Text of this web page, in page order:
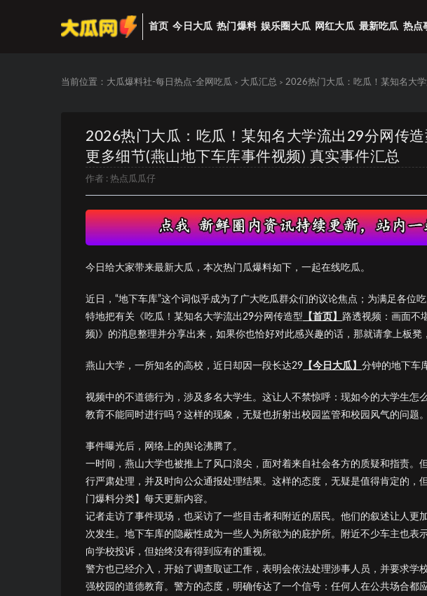
首页 今日大瓜 热门爆料 娱乐圈大瓜 网红大瓜 最新吃瓜 热点
当前位置： 大瓜爆料社-每日热点-全网吃瓜 > 大瓜汇总 > 2026热门大瓜：吃瓜！某知名大
2026热门大瓜：吃瓜！某知名大学流出29分网传
更多细节(燕山地下车库事件视频) 真实事件汇总
作者 : 热点瓜瓜仔
今日给大家带来最新大瓜，本次热门瓜爆料如下，一起在线吃瓜。
近日，“地下车库”这个词似乎成为了广大吃瓜群众们的议论焦点；为满足各位
特地把有关《吃瓜！某知名大学流出29分网传造型 【首页】 路透视频：画面不
频)》的消息整理并分享出来，如果你也恰好对此感兴趣的话，那就请拿上板凳
燕山大学，一所知名的高校，近日却因一段长达29 【今日大瓜】 分钟的地下车
视频中的不道德行为，涉及多名大学生。这让人不禁惊呼：现如今的大学生怎
教育不能同时进行吗？这样的现象，无疑也折射出校园监管和校园风气的问题。
事件曝光后，网络上的舆论沸腾了。
一时间，燕山大学也被推上了风口浪尖，面对着来自社会各方的质疑和指责。
行严肃处理，并及时向公众通报处理结果。这样的态度，无疑是值得肯定的，
门爆料分类】每天更新内容。
记者走访了事件现场，也采访了一些目击者和附近的居民。他们的叙述让人更
次发生。地下车库的隐蔽性成为一些人为所欲为的庇护所。附近不少车主也表
向学校投诉，但始终没有得到应有的重视。
警方也已经介入，开始了调查取证工作，表明会依法处理涉事人员，并要求学
强校园的道德教育。警方的态度，明确传达了一个信号：任何人在公共场合都